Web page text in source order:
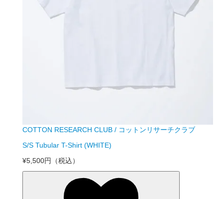
COTTON RESEARCH CLUB / コットンリサーチクラブ
S/S Tubular T-Shirt (WHITE)
¥5,500円
（税込）